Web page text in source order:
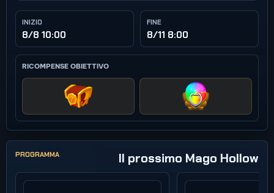
INIZIO
8/8 10:00
FINE
8/11 8:00
RICOMPENSE OBIETTIVO
PROGRAMMA Il prossimo Mago Hollow